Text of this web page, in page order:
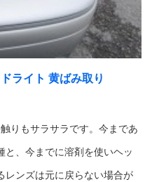
ライト 黄ばみ取り
りもサラサラです。今まであ
と、今までに溶剤を使いヘッ
レンズは元に戻らない場合が